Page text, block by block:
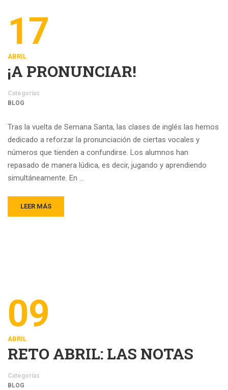
17
ABRIL
¡A PRONUNCIAR!
Categorías
BLOG
Tras la vuelta de Semana Santa, las clases de inglés las hemos
dedicado a reforzar la pronunciación de ciertas vocales y
números que tienden a confundirse. Los alumnos han
repasado de manera lúdica, es decir, jugando y aprendiendo
simultáneamente. En …
LEER MÁS
09
ABRIL
RETO ABRIL: LAS NOTAS
Categorías
BLOG